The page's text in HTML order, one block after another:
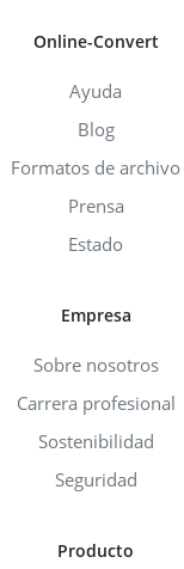
Online-Convert
Ayuda
Blog
Formatos de archivo
Prensa
Estado
Empresa
Sobre nosotros
Carrera profesional
Sostenibilidad
Seguridad
Producto